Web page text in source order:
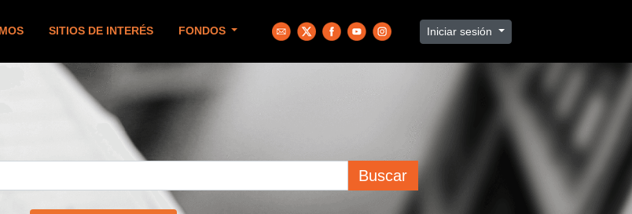
SITIOS DE INTERÉS FONDOS Iniciar sesión
Buscar